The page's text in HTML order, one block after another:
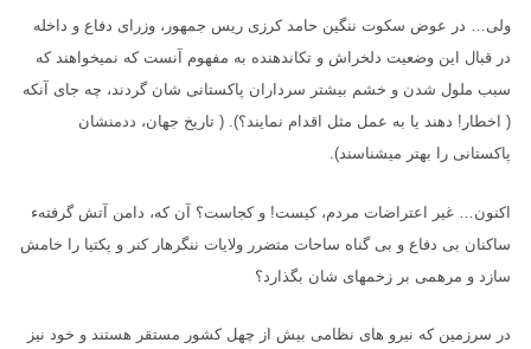
ولی… در عوض سکوت ننگین حامد کرزی ریس جمهور، وزرای دفاع و داخله
در قبال این وضعیت دلخراش و تکاندهنده به مفهوم آنست که نمیخواهند که
سبب ملول شدن و خشم بیشتر سرداران پاکستانی شان گردند، چه جای آنکه
( اخطار! دهند یا به عمل مثل اقدام نمایند؟). ( تاریخ جهان، ددمنشان
پاکستانی را بهتر میشناسند).
اکنون… غیر اعتراضات مردم، کیست! و کجاست؟ آن که، دامن آتش گرفتهء
ساکنان بی دفاع و بی گناه ساحات متضرر ولایات ننگرهار کنر و پکتیا را خامش
سازد و مرهمی بر زخمهای شان بگذارد؟
در سرزمین که نیرو های نظامی بیش از چهل کشور مستقر هستند و خود نیز